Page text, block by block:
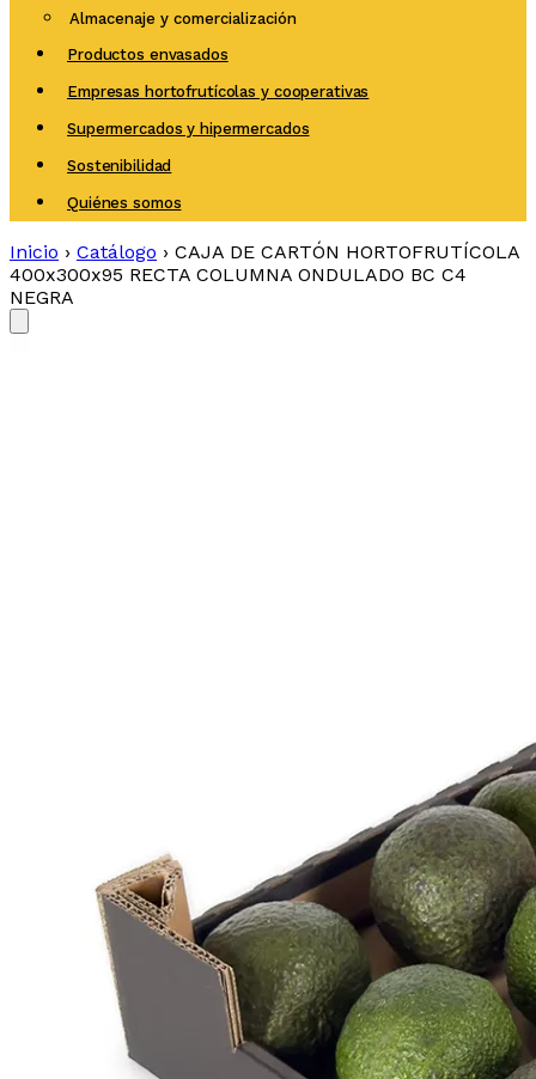
Almacenaje y comercialización
Productos envasados
Empresas hortofrutícolas y cooperativas
Supermercados y hipermercados
Sostenibilidad
Quiénes somos
Inicio › Catálogo › CAJA DE CARTÓN HORTOFRUTÍCOLA
400x300x95 RECTA COLUMNA ONDULADO BC C4
NEGRA